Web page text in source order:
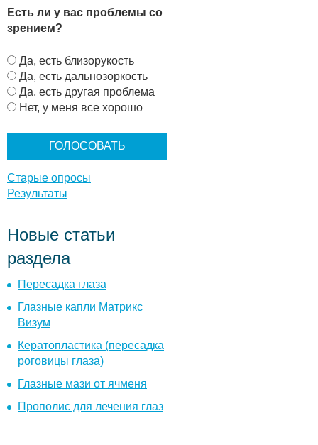
Есть ли у вас проблемы со
зрением?
В
а
р
и
Да, есть близорукость
Да, есть дальнозоркость
Да, есть другая проблема
Нет, у меня все хорошо
Старые опросы
Результаты
Новые статьи
раздела
Пересадка глаза
Глазные капли Матрикс
Визум
Кератопластика (пересадка
роговицы глаза)
Глазные мази от ячменя
Прополис для лечения глаз